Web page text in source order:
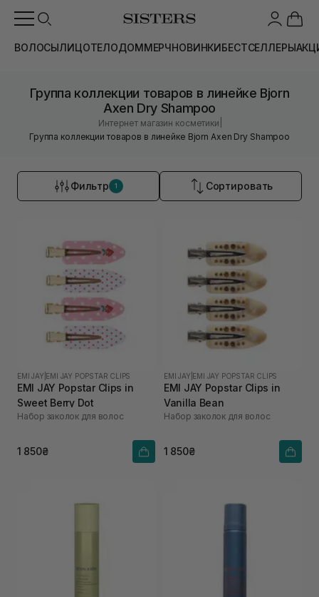
ВОЛОСЫЛИЦОТЕЛОДОММЕРЧНОВИНКИБЕСТСЕЛЛЕРЫ
Группа коллекции товаров в линейке Bjorn
Axen Dry Shampoo
Интернет магазин косметики
Группа коллекции товаров в линейке Bjorn Axen Dry Shampoo
Фильтр 1 Сортировать
EMI JAY EMI JAY POPSTAR CLIPS
EMI JAY Popstar Clips in
Sweet Berry Dot
Набор заколок для волос
1 850₴
EMI JAY EMI JAY POPSTAR CLIPS
EMI JAY Popstar Clips in
Vanilla Bean
Набор заколок для волос
1 850₴